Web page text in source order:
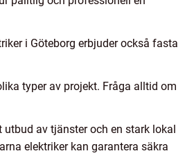
i Göteborg erbjuder också fasta
typer av projekt. Fråga alltid om
av tjänster och en stark lokal
elektriker kan garantera säkra